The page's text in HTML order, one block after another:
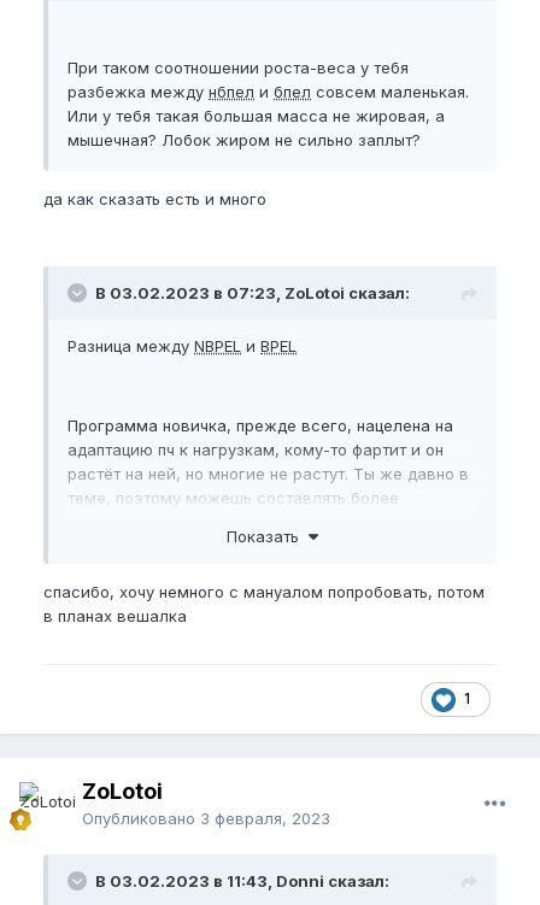
При таком соотношении роста-веса у тебя
разбежка между нбпел и бпел совсем маленькая.
Или у тебя такая большая масса не жировая, а
мышечная? Лобок жиром не сильно заплыт?
да как сказать есть и много
В 03.02.2023 в 07:23, ZoLotoi сказал:
Разница между NBPEL и BPEL
Программа новичка, прежде всего, нацелена на
адаптацию пч к нагрузкам, кому-то фартит и он
растёт на ней, но многие не растут. Ты же давно в
теме, поэтому можешь составлять более
всевозможные мануальные растяги тебе в
в общих чертах. Для полноценной картины
необходимо снять точные замеры, от них и будешь
Показать
спасибо, хочу немного с мануалом попробовать, потом
в планах вешалка
1
ZoLotoi
Опубликовано 3 февраля, 2023
В 03.02.2023 в 11:43, Donni сказал: